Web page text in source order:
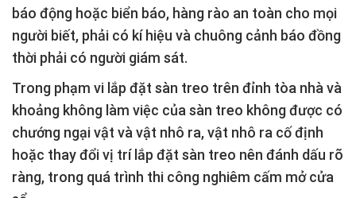
báo động hoặc biển báo, hàng rào an toàn cho mọi
người biết, phải có kí hiệu và chuông cảnh báo đồng
thời phải có người giám sát.
Trong phạm vi lắp đặt sàn treo trên đỉnh tòa nhà và
khoảng không làm việc của sàn treo không được có
chướng ngại vật và vật nhô ra, vật nhô ra cố định
hoặc thay đổi vị trí lắp đặt sàn treo nên đánh dấu rõ
ràng, trong quá trình thi công nghiêm cấm mở cửa